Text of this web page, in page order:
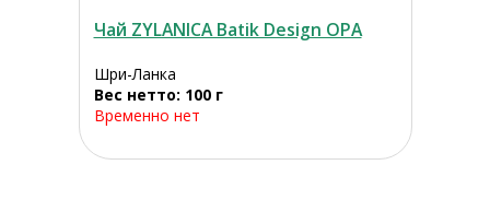
Чай ZYLANICA Batik Design ОРА
Шри-Ланка
Вес нетто: 100 г
Временно нет